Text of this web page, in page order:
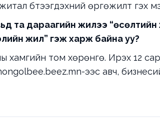
бүтээгдэхүүний өргөжилт гэх
та дараагийн жилээ
жил” гэж харж байна уу?
хамгийн том хөрөнгө. Ирэх 12
-ээс авч,